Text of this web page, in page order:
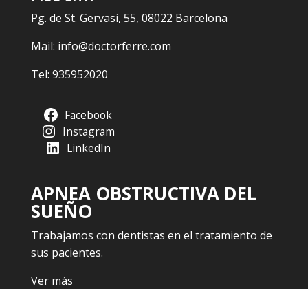
Pg. de St. Gervasi, 55, 08022 Barcelona
Mail: info@doctorferre.com
Tel: 935952020
Facebook
Instagram
LinkedIn
APNEA OBSTRUCTIVA DEL
SUEÑO
Trabajamos con dentistas en el tratamiento de
sus pacientes.
Ver más